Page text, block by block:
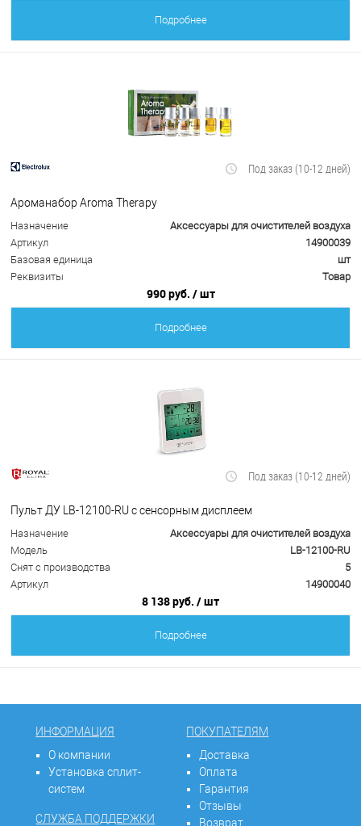
Подробнее
Под заказ (10-12 дней)
Ароманабор Aroma Therapy
Назначение
Аксессуары для очистителей воздуха
Артикул
14900039
Базовая единица
шт
Реквизиты
Товар
990 руб. / шт
Подробнее
Под заказ (10-12 дней)
Пульт ДУ LB-12100-RU с сенсорным дисплеем
Назначение
Аксессуары для очистителей воздуха
Модель
LB-12100-RU
Снят с производства
5
Артикул
14900040
8 138 руб. / шт
Подробнее
ИНФОРМАЦИЯ
О компании
Установка сплит-
систем
СЛУЖБА ПОДДЕРЖКИ
ПОКУПАТЕЛЯМ
Доставка
Оплата
Гарантия
Отзывы
Возврат